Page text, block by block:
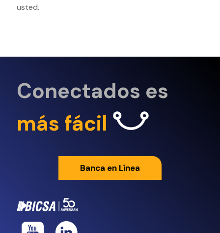
usted.
Conectados es
más fácil
Banca en Línea